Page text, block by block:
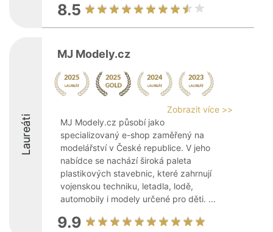
8.5
Laureáti
MJ Modely.cz
Zobrazit více >>
MJ Modely.cz působí jako
specializovaný e-shop zaměřený na
modelářství v České republice. V jeho
nabídce se nachází široká paleta
plastikových stavebnic, které zahrnují
vojenskou techniku, letadla, lodě,
automobily i modely určené pro děti. ...
9.9